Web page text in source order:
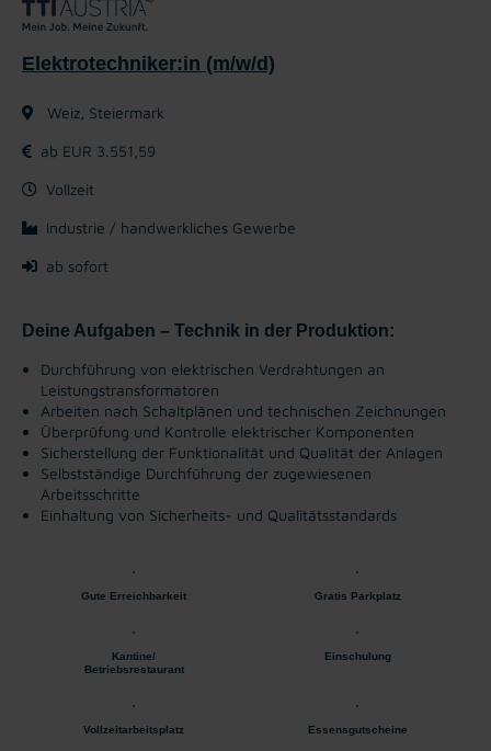
Elektrotechniker:in (m/w/d)
Weiz, Steiermark
ab EUR 3.551,59
Vollzeit
Industrie / handwerkliches Gewerbe
ab sofort
Deine Aufgaben – Technik in der Produktion:
Durchführung von elektrischen Verdrahtungen an
Leistungstransformatoren
Arbeiten nach Schaltplänen und technischen Zeichnungen
Überprüfung und Kontrolle elektrischer Komponenten
Sicherstellung der Funktionalität und Qualität der Anlagen
Selbstständige Durchführung der zugewiesenen
Arbeitsschritte
Einhaltung von Sicherheits- und Qualitätsstandards
Gute Erreichbarkeit Gratis Parkplatz
Kantine/
Betriebsrestaurant
Einschulung
Vollzeitarbeitsplatz Essensgutscheine